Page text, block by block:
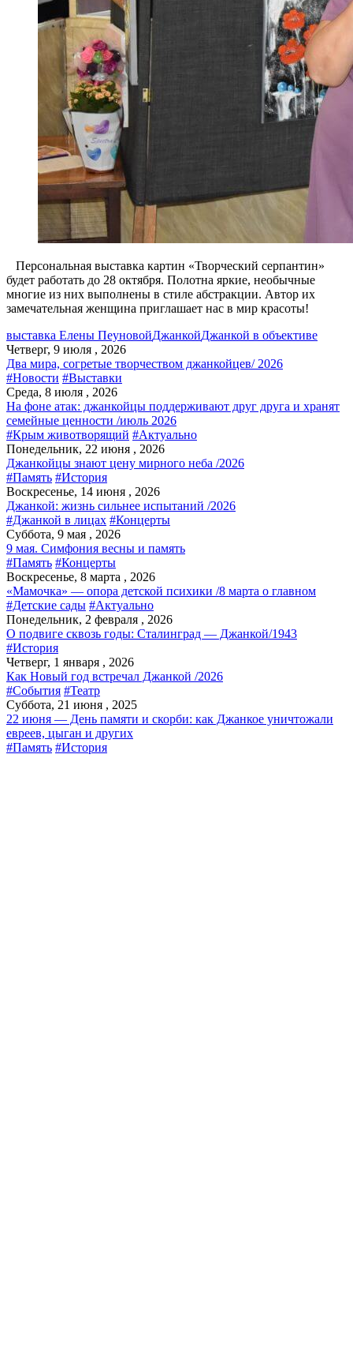
Персональная выставка картин «Творческий серпантин»
будет работать до 28 октября. Полотна яркие, необычные
многие из них выполнены в стиле абстракции. Автор их
замечательная женщина приглашает нас в мир красоты!
выставка Елены ПеуновойДжанкойДжанкой в объективе
Четверг, 9 июля , 2026
Два мира, согретые творчеством джанкойцев/ 2026
#Новости #Выставки
Среда, 8 июля , 2026
На фоне атак: джанкойцы поддерживают друг друга и хранят
семейные ценности /июль 2026
#Крым животворящий #Актуально
Понедельник, 22 июня , 2026
Джанкойцы знают цену мирного неба /2026
#Память #История
Воскресенье, 14 июня , 2026
Джанкой: жизнь сильнее испытаний /2026
#Джанкой в лицах #Концерты
Суббота, 9 мая , 2026
9 мая. Симфония весны и память
#Память #Концерты
Воскресенье, 8 марта , 2026
«Мамочка» — опора детской психики /8 марта о главном
#Детские сады #Актуально
Понедельник, 2 февраля , 2026
О подвиге сквозь годы: Сталинград — Джанкой/1943
#История
Четверг, 1 января , 2026
Как Новый год встречал Джанкой /2026
#События #Театр
Суббота, 21 июня , 2025
22 июня — День памяти и скорби: как Джанкое уничтожали
евреев, цыган и других
#Память #История